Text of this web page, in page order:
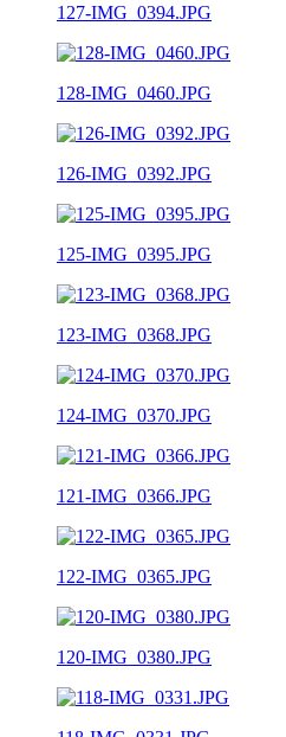
127-IMG_0394.JPG
128-IMG_0460.JPG
126-IMG_0392.JPG
125-IMG_0395.JPG
123-IMG_0368.JPG
124-IMG_0370.JPG
121-IMG_0366.JPG
122-IMG_0365.JPG
120-IMG_0380.JPG